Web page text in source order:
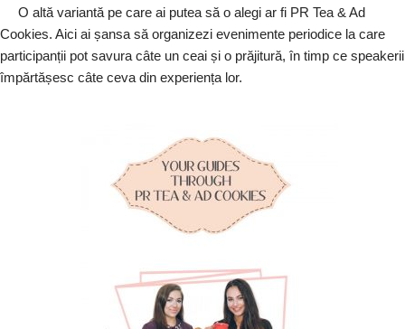
O altă variantă pe care ai putea să o alegi ar fi PR Tea & Ad
Cookies. Aici ai șansa să organizezi evenimente periodice la care
participanții pot savura câte un ceai și o prăjitură, în timp ce speakerii
împărtășesc câte ceva din experiența lor.